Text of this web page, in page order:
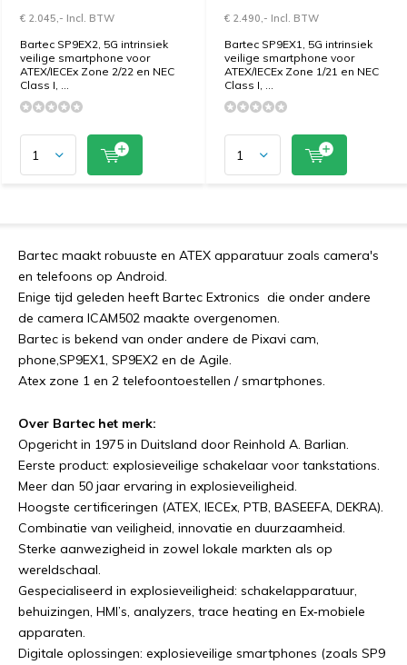
€ 2.045,- Incl. BTW
Bartec SP9EX2, 5G intrinsiek
veilige smartphone voor
ATEX/IECEx Zone 2/22 en NEC
Class I, ...
€ 2.490,- Incl. BTW
Bartec SP9EX1, 5G intrinsiek
veilige smartphone voor
ATEX/IECEx Zone 1/21 en NEC
Class I, ...
Bartec maakt robuuste en ATEX apparatuur zoals camera's
en telefoons op Android.
Enige tijd geleden heeft Bartec Extronics die onder andere
de camera ICAM502 maakte overgenomen.
Bartec is bekend van onder andere de Pixavi cam,
phone,SP9EX1, SP9EX2 en de Agile.
Atex zone 1 en 2 telefoontoestellen / smartphones.
Over Bartec het merk:
Opgericht in 1975 in Duitsland door Reinhold A. Barlian.
Eerste product: explosieveilige schakelaar voor tankstations.
Meer dan 50 jaar ervaring in explosieveiligheid.
Hoogste certificeringen (ATEX, IECEx, PTB, BASEEFA, DEKRA).
Combinatie van veiligheid, innovatie en duurzaamheid.
Sterke aanwezigheid in zowel lokale markten als op
wereldschaal.
Gespecialiseerd in explosieveiligheid: schakelapparatuur,
behuizingen, HMI’s, analyzers, trace heating en Ex‑mobiele
apparaten.
Digitale oplossingen: explosieveilige smartphones (zoals SP9